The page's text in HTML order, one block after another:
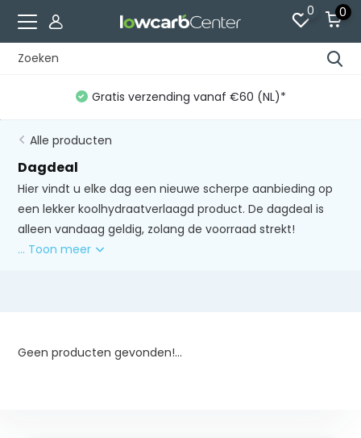
0 0
Gratis verzending vanaf €60 (NL)*
Alle producten
Dagdeal
Hier vindt u elke dag een nieuwe scherpe aanbieding op
een lekker koolhydraatverlaagd product. De dagdeal is
alleen vandaag geldig, zolang de voorraad strekt!
... Toon meer
Geen producten gevonden!...